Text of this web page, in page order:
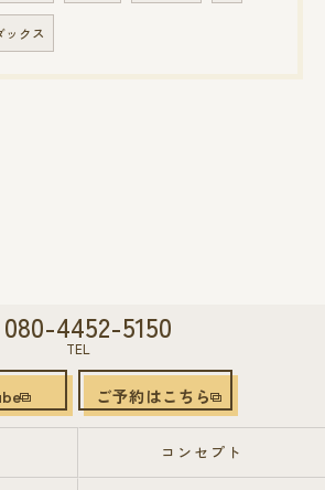
ックス
080-4452-5150
TEL
ご予約はこちら
コンセプト